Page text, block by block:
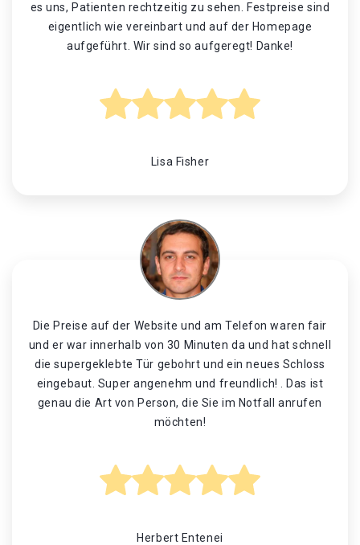
es uns, Patienten rechtzeitig zu sehen. Festpreise sind
eigentlich wie vereinbart und auf der Homepage
aufgeführt. Wir sind so aufgeregt! Danke!
Lisa Fisher
Die Preise auf der Website und am Telefon waren fair
und er war innerhalb von 30 Minuten da und hat schnell
die supergeklebte Tür gebohrt und ein neues Schloss
eingebaut. Super angenehm und freundlich! . Das ist
genau die Art von Person, die Sie im Notfall anrufen
möchten!
Herbert Entenei